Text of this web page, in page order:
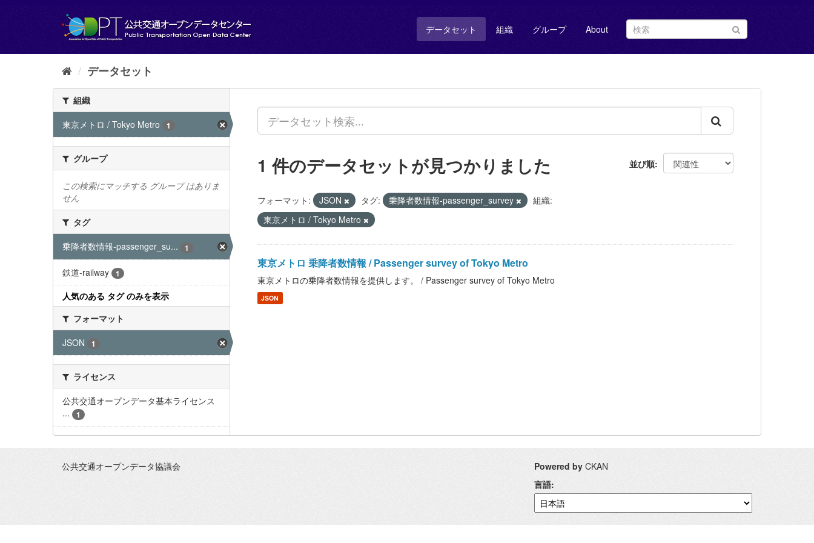
し
データセット 組織 グループ About
データセット
組織
東京メトロ / Tokyo Metro
1
グループ
この検索にマッチする グループ はありま
せん
タグ
乗降者数情報-passenger_su...
1
鉄道-railway 1
人気のある タグ のみを表示
フォーマット
JSON
1
ライセンス
公共交通オープンデータ基本ライセンス
...
1
並び順
1 件のデータセットが見つかりました
フォーマット: JSON タグ: 乗降者数情報-passenger_survey
組織:
東京メトロ / Tokyo Metro
東京メトロ 乗降者数情報 / Passenger survey of Tokyo Metro
東京メトロの乗降者数情報を提供します。 / Passenger survey of Tokyo Metro
JSON
公共交通オープンデータ協議会 Powered by CKAN
言語